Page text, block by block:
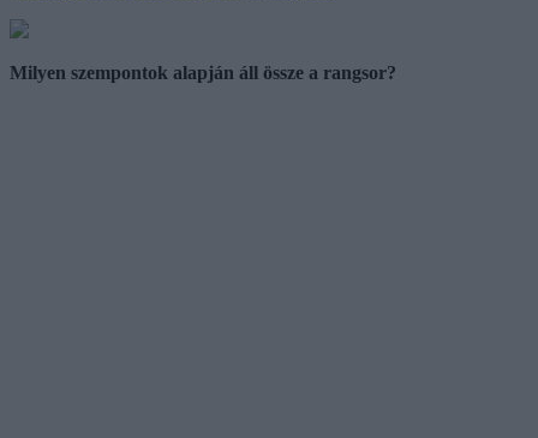
Milyen szempontok alapján áll össze a rangsor?